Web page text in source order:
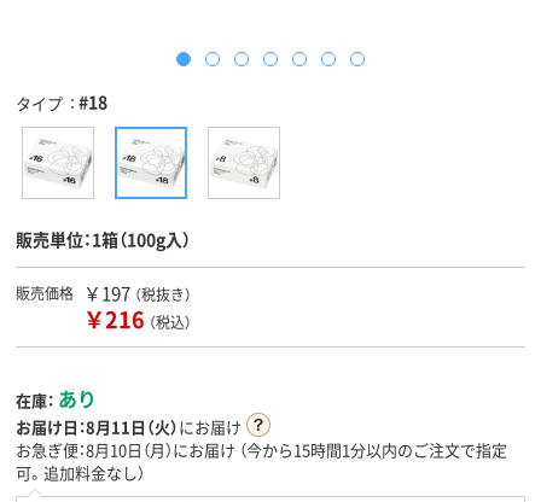
タイプ #18
販売単位：1箱（100g入）
販売価格 ￥197 （税抜き）
￥216 （税込）
在庫： あり
お届け日：8月11日（火）にお届け
お急ぎ便：8月10日（月）にお届け （今から15時間1分以内のご注文で指定
可。追加料金なし）